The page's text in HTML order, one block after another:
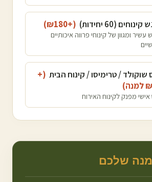
(60 יחידות) (+₪
180
)
עשיר ומגוון של קינוחי פרווה איכותיים
שוקולד / טרימיסו / קינוח הבית (+
₪למנה)
אישי מפנק לקינוח האירוח
שלכם